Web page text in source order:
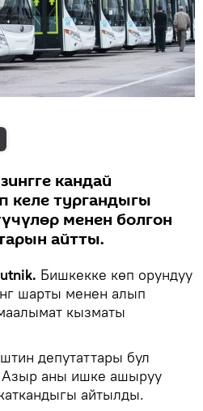
кандай
келе тургандыгы
менен болгон
айтты.
Бишкекке көп орундуу
шарты менен алып
кызматы
депутаттары бул
аны ишке ашыруу
айтылды.